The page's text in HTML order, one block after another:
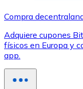
Compra
Adquiere cupones
físicos en Europa y
app.